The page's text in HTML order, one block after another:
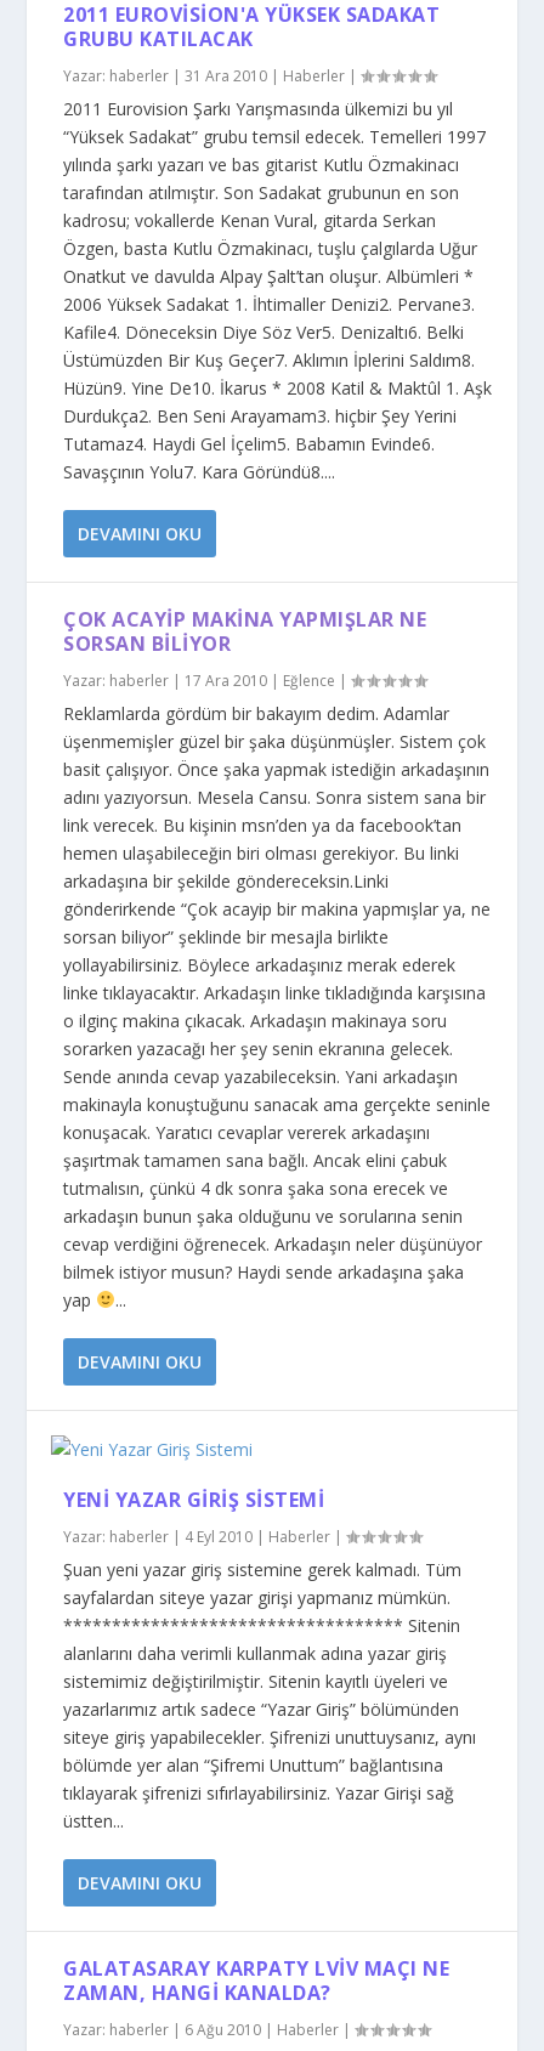
2011 EUROVISION'A YÜKSEK SADAKAT
GRUBU KATILACAK
Yazar: haberler |31 Ara 2010 | Haberler |
2011 Eurovision Şarkı Yarışmasında ülkemizi bu yıl
“Yüksek Sadakat” grubu temsil edecek. Temelleri 1997
yılında şarkı yazarı ve bas gitarist Kutlu Özmakinacı
tarafından atılmıştır. Son Sadakat grubunun en son
kadrosu; vokallerde Kenan Vural, gitarda Serkan
Özgen, basta Kutlu Özmakinacı, tuşlu çalgılarda Uğur
Onatkut ve davulda Alpay Şalt’tan oluşur. Albümleri *
2006 Yüksek Sadakat 1. İhtimaller Denizi2. Pervane3.
Kafile4. Döneceksin Diye Söz Ver5. Denizaltı6. Belki
Üstümüzden Bir Kuş Geçer7. Aklımın İplerini Saldım8.
Hüzün9. Yine De10. İkarus * 2008 Katil & Maktûl 1. Aşk
Durdukça2. Ben Seni Arayamam3. hiçbir Şey Yerini
Tutamaz4. Haydi Gel İçelim5. Babamın Evinde6.
Savaşçının Yolu7. Kara Göründü8....
DEVAMINI OKU
ÇOK ACAYIP MAKINA YAPMIŞLAR NE
SORSAN BILIYOR
Yazar: haberler | 17 Ara 2010 | Eğlence |
Reklamlarda gördüm bir bakayım dedim. Adamlar
üşenmemişler güzel bir şaka düşünmüşler. Sistem çok
basit çalışıyor. Önce şaka yapmak istediğin arkadaşının
adını yazıyorsun. Mesela Cansu. Sonra sistem sana bir
link verecek. Bu kişinin msn’den ya da facebook’tan
hemen ulaşabileceğin biri olması gerekiyor. Bu linki
arkadaşına bir şekilde göndereceksin.Linki
gönderirkende “Çok acayip bir makina yapmışlar ya, ne
sorsan biliyor” şeklinde bir mesajla birlikte
yollayabilirsiniz. Böylece arkadaşınız merak ederek
linke tıklayacaktır. Arkadaşın linke tıkladığında karşısına
o ilginç makina çıkacak. Arkadaşın makinaya soru
sorarken yazacağı her şey senin ekranına gelecek.
Sende anında cevap yazabileceksin. Yani arkadaşın
makinayla konuştuğunu sanacak ama gerçekte seninle
konuşacak. Yaratıcı cevaplar vererek arkadaşını
şaşırtmak tamamen sana bağlı. Ancak elini çabuk
tutmalısın, çünkü 4 dk sonra şaka sona erecek ve
arkadaşın bunun şaka olduğunu ve sorularına senin
cevap verdiğini öğrenecek. Arkadaşın neler düşünüyor
bilmek istiyor musun? Haydi sende arkadaşına şaka
yap
...
DEVAMINI OKU
YENI YAZAR GIRIŞ SISTEMI
Yazar: haberler | 4 Eyl 2010 | Haberler |
Şuan yeni yazar giriş sistemine gerek kalmadı. Tüm
sayfalardan siteye yazar girişi yapmanız mümkün.
*********************************** Sitenin
alanlarını daha verimli kullanmak adına yazar giriş
sistemimiz değiştirilmiştir. Sitenin kayıtlı üyeleri ve
yazarlarımız artık sadece “Yazar Giriş” bölümünden
siteye giriş yapabilecekler. Şifrenizi unuttuysanız, aynı
bölümde yer alan “Şifremi Unuttum” bağlantısına
tıklayarak şifrenizi sıfırlayabilirsiniz. Yazar Girişi sağ
üstten...
DEVAMINI OKU
GALATASARAY KARPATY LVIV MAÇI NE
ZAMAN, HANGI KANALDA?
Yazar: haberler | 6 Ağu 2010 | Haberler |